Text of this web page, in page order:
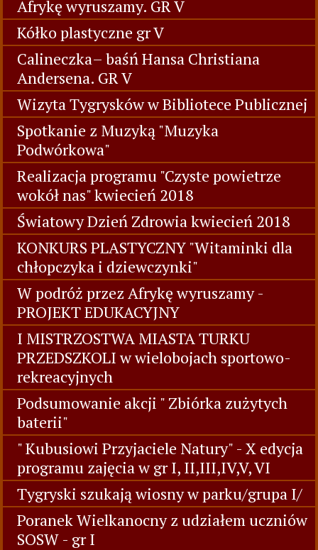
Afrykę wyruszamy. GR V
Kółko plastyczne gr V
Calineczka– baśń Hansa Christiana
Andersena. GR V
Wizyta Tygrysków w Bibliotece Publicznej
Spotkanie z Muzyką "Muzyka
Podwórkowa"
Realizacja programu "Czyste powietrze
wokół nas" kwiecień 2018
Światowy Dzień Zdrowia kwiecień 2018
KONKURS PLASTYCZNY "Witaminki dla
chłopczyka i dziewczynki"
W podróż przez Afrykę wyruszamy -
PROJEKT EDUKACYJNY
I MISTRZOSTWA MIASTA TURKU
PRZEDSZKOLI w wielobojach sportowo-
rekreacyjnych
Podsumowanie akcji " Zbiórka zużytych
baterii"
" Kubusiowi Przyjaciele Natury" - X edycja
programu zajęcia w gr I, II,III,IV,V, VI
Tygryski szukają wiosny w parku/grupa I/
Poranek Wielkanocny z udziałem uczniów
SOSW - gr I